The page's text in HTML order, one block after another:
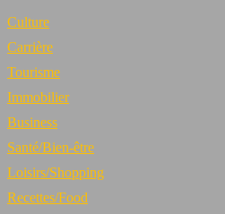
Culture
Carrière
Tourisme
Immobilier
Business
Santé/Bien-être
Loisirs/Shopping
Recettes/Food